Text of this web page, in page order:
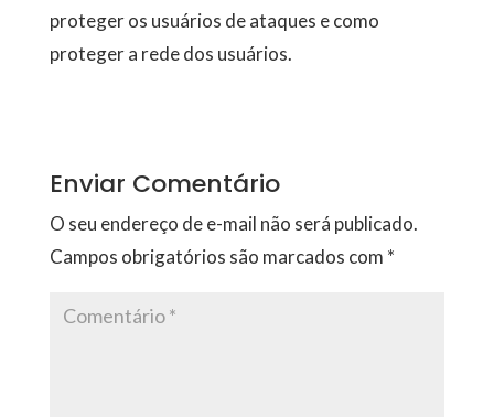
proteger os usuários de ataques e como
proteger a rede dos usuários.
Enviar Comentário
O seu endereço de e-mail não será publicado.
Campos obrigatórios são marcados com *